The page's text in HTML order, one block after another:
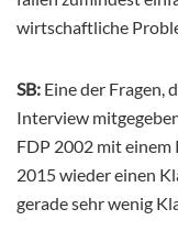
wirtschaftliche
SB: Eine der Fragen,
Interview
FDP 2002 mit
2015 wieder einen
gerade sehr wenig